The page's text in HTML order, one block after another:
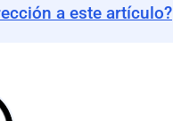
a este artículo?